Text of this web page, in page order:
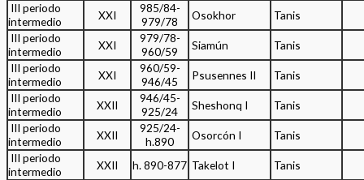
III periodo
intermedio
XXI
985/84-
979/78
Osokhor
Tanis
III periodo
intermedio
XXI
979/78-
960/59
Siamún
Tanis
III periodo
intermedio
XXI
960/59-
946/45
Psusennes II
Tanis
III periodo
intermedio
XXII
946/45-
925/24
Sheshonq I
Tanis
III periodo
intermedio
XXII
925/24-
h.890
Osorcón I
Tanis
III periodo
intermedio
XXII h. 890-877 Takelot I
Tanis